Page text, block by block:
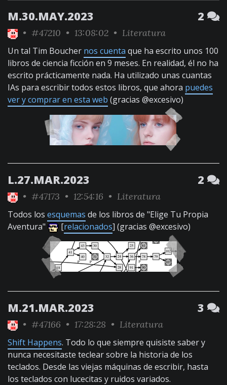
M.30.MAY.2023 2
• #47210 • 13:08:02 • Literatura
Un tal Tim Boucher nos cuenta que ha escrito unos 100
libros de ciencia ficción en 9 meses. En realidad, él no ha
escrito prácticamente nada. Ha utilizado unas cuantas
IAs para escribir todos estos libros, que ahora puedes
ver y comprar en esta web (gracias @excesivo)
L.27.MAR.2023 2
• #47173 • 12:54:16 • Literatura
Todos los esquemas de los libros de "Elige Tu Propia
Aventura"
[relacionados] (gracias @excesivo)
M.21.MAR.2023 3
• #47166 • 17:28:28 • Literatura
Shift Happens. Todo lo que siempre quisiste saber y
nunca necesitaste teclear sobre la historia de los
teclados. Desde las viejas máquinas de escribir, hasta
los teclados con lucecitas y ruidos variados.